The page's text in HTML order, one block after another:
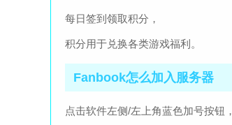
每日签到领取积分，
积分用于兑换各类游戏福利。
Fanbook怎么加入服务器
点击软件左侧/左上角蓝色加号按钮，